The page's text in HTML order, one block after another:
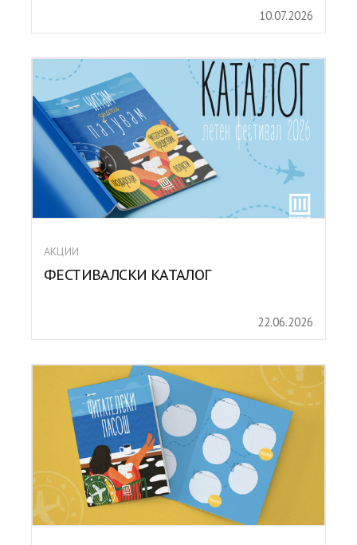
10.07.2026
АКЦИИ
ФЕСТИВАЛСКИ КАТАЛОГ
22.06.2026